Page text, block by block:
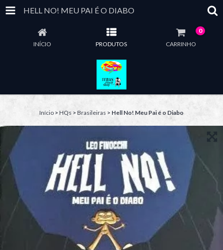
HELL NO! MEU PAI É O DIABO
INÍCIO PRODUTOS CARRINHO
0
Início > HQs > Brasileiras > Hell No! Meu Pai é o Diabo